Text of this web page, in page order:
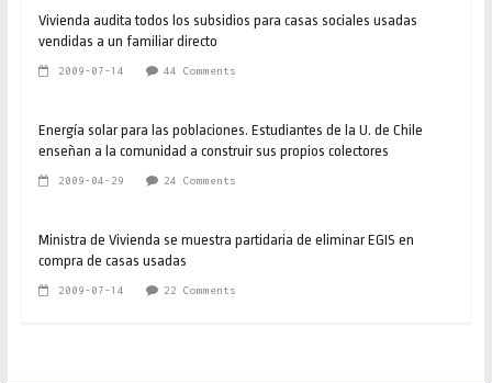
Vivienda audita todos los subsidios para casas sociales usadas
vendidas a un familiar directo
2009-07-14 44 Comments
Energía solar para las poblaciones. Estudiantes de la U. de Chile
enseñan a la comunidad a construir sus propios colectores
2009-04-29 24 Comments
Ministra de Vivienda se muestra partidaria de eliminar EGIS en
compra de casas usadas
2009-07-14 22 Comments